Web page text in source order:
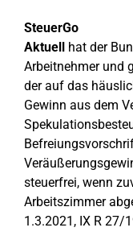
SteuerGo
Aktuell hat der
Arbeitnehmer und
der auf das
Gewinn aus dem
steuerfrei, wenn
Arbeitszimmer
1.3.2021, IX R 27/